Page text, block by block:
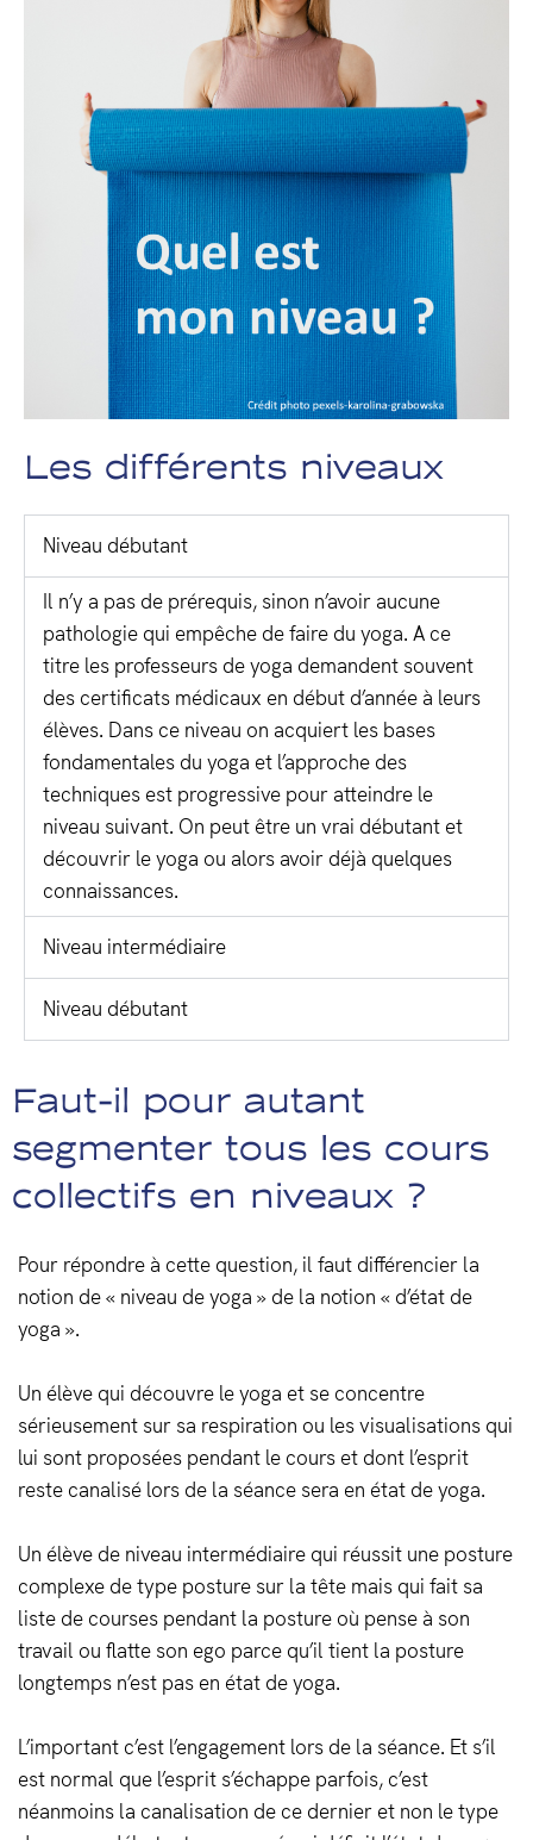
Les différents niveaux
Niveau débutant
Il n’y a pas de prérequis, sinon n’avoir aucune
pathologie qui empêche de faire du yoga. A ce
titre les professeurs de yoga demandent souvent
des certificats médicaux en début d’année à leurs
élèves. Dans ce niveau on acquiert les bases
fondamentales du yoga et l’approche des
techniques est progressive pour atteindre le
niveau suivant. On peut être un vrai débutant et
découvrir le yoga ou alors avoir déjà quelques
connaissances.
Niveau intermédiaire
Niveau débutant
Faut-il pour autant
segmenter tous les cours
collectifs en niveaux ?
Pour répondre à cette question, il faut différencier la
notion de « niveau de yoga » de la notion « d’état de
yoga ».
Un élève qui découvre le yoga et se concentre
sérieusement sur sa respiration ou les visualisations qui
lui sont proposées pendant le cours et dont l’esprit
reste canalisé lors de la séance sera en état de yoga.
Un élève de niveau intermédiaire qui réussit une posture
complexe de type posture sur la tête mais qui fait sa
liste de courses pendant la posture où pense à son
travail ou flatte son ego parce qu’il tient la posture
longtemps n’est pas en état de yoga.
L’important c’est l’engagement lors de la séance. Et s’il
est normal que l’esprit s’échappe parfois, c’est
néanmoins la canalisation de ce dernier et non le type